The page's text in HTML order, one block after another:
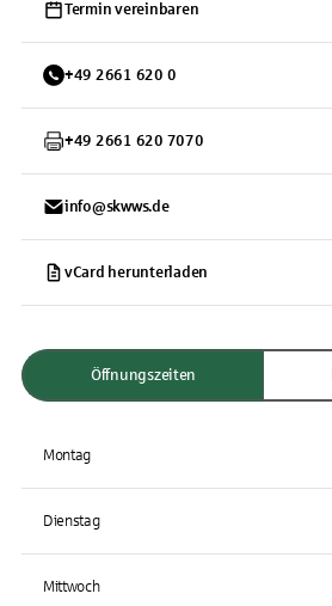
Termin vereinbaren
+49 2661 620 0
+49 2661 620 7070
info@skwws.de
vCard herunterladen
Öffnungszeiten
Montag
Dienstag
Mittwoch